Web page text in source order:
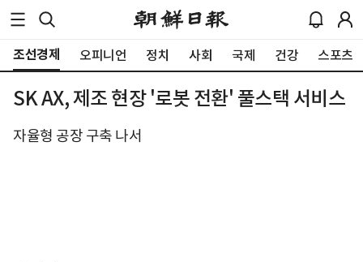
조선경제 오피니언 정치 사회 국제 건강 스포츠
SK AX, 제조 현장 '로봇 전환' 풀스택 서비스
자율형 공장 구축 나서